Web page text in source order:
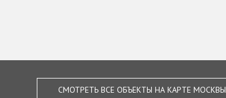
СМОТРЕТЬ ВСЕ ОБЪЕКТЫ НА КАРТЕ МОСКВЫ